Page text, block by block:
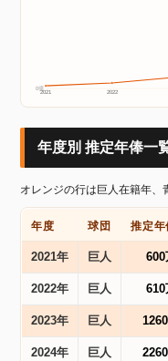
0億
2021 2022
年度別 推定年俸一
オレンジの行は巨人在籍年、
年度 球団 推定年
2021年 巨人 600
2022年 巨人 610
2023年 巨人
2024年 巨人